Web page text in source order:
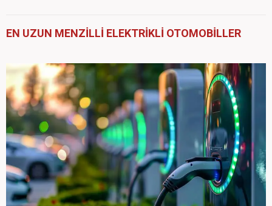
EN UZUN MENZİLLİ ELEKTRİKLİ OTOMOBİLLER